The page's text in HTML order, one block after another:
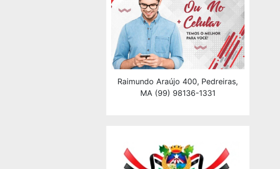
Raimundo Araújo 400, Pedreiras,
MA (99) 98136-1331